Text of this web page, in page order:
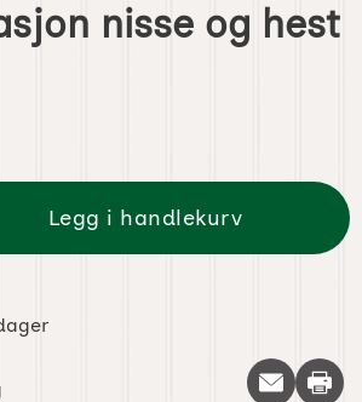
nisse og hest
Juldekorasjon nisse og hest
Legg i handlekurv
Skriv